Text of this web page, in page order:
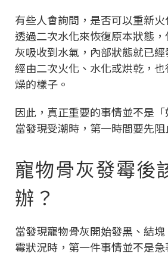
有些人會詢問，是否可以重新
透過二次水化來恢復原本狀態
灰吸收到水氣，內部狀態就已
經由二次火化、水化或烘乾，
燥的樣子。
因此，真正重要的事情並不是
當發現受潮時，第一時間要先阻
寵物骨灰發霉後
辦？
當發現寵物骨灰開始發黑、結
霉狀況時，第一件事情並不是